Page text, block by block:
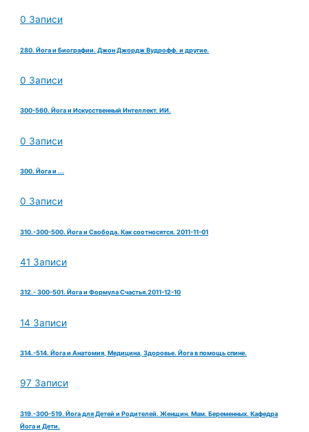
0 Записи
280. Йога и Биографии. Джон Джордж Вудрофф. и другие.
0 Записи
300-560. Йога и Искусственный Интеллект. ИИ.
0 Записи
300. Йога и ...
0 Записи
310.-300-500. Йога и Свобода. Как соотносятся. 2011-11-01
41 Записи
312.- 300-501. Йога и Формула Счастья.2011-12-10
14 Записи
314.-514. Йога и Анатомия, Медицина, Здоровье. Йога в помощь спине.
97 Записи
319.-300-519. Йога для Детей и Родителей. Женщин. Мам. Беременных. Кафедра
Йога и Дети.